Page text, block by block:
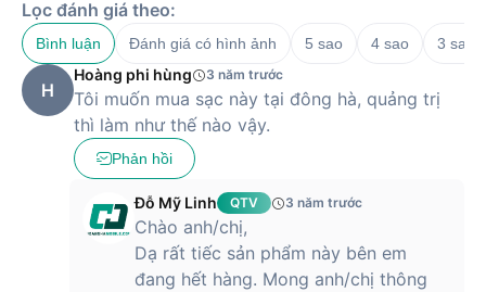
Lọc đánh giá theo:
Bình luận Đánh giá có hình ảnh 5 sao 4 sao 3 sao
H
Hoàng phi hùng 3 năm trước
Tôi muốn mua sạc này tại đông hà, quảng trị
thì làm như thế nào vậy.
Phản hồi
Đỗ Mỹ Linh QTV 3 năm trước
Chào anh/chị,
Dạ rất tiếc sản phẩm này bên em
đang hết hàng. Mong anh/chị thông